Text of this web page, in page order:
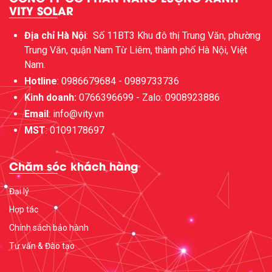
VITY SOLAR
Địa chỉ Hà Nội: Số 11BT3 Khu đô thị Trung Văn, phường
Trung Văn, quận Nam Từ Liêm, thành phố Hà Nội, Việt
Nam.
Hotline: 0986679684 - 0989733736
Kinh doanh: 0766396699 - Zalo: 0908923886
Email: info@vity.vn
MST: 0109178697
Chăm sóc khách hàng
Đại lý
Hợp tác
Chính sách bảo hành
Tư vấn & Đào tạo